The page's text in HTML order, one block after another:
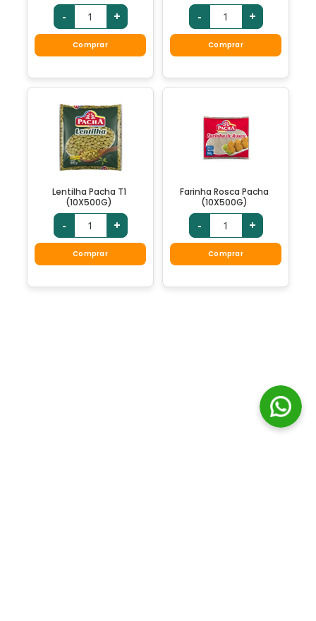
- +
Comprar
- +
Comprar
Lentilha Pacha T1
(10X500G)
- +
Comprar
Farinha Rosca Pacha
(10X500G)
- +
Comprar